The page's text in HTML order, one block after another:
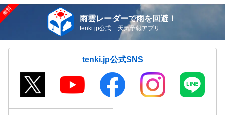
雨雲レーダーで雨を回避！
tenki.jp公式 天気予報アプリ
tenki.jp公式SNS